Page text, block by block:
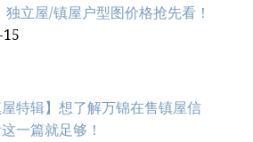
立屋/镇屋户型图价格抢先看！
屋特辑】想了解万锦在售镇屋信
一篇就足够！